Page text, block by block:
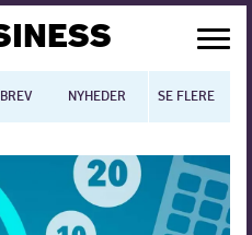
NYHEDER BLOGS
SE FLERE